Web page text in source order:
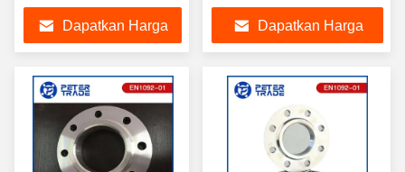
Karbon/Baja Rinsless
Hubbed Slip On Flange
Untuk Pipa Minyak dan
Gas
Dapatkan Harga
Slip On Flange Hub Lifted
Face / Flat Face
Dapatkan Harga